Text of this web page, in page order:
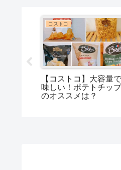
コストコ
【コストコ】大容量
味しい！ポテトチッ
のオススメは？